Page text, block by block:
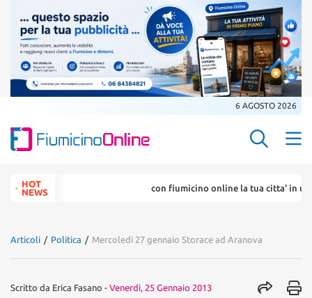
6 AGOSTO 2026
Search
for:HOT
NEWS
con fiumicino online la tua citta' in un
Articoli / Politica / Mercoledì 27 gennaio Storace ad Aranova
Scritto da Erica Fasano - Venerdì, 25 Gennaio 2013